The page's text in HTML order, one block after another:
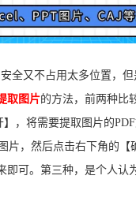
全又不占用太多位置，
取图片的方法，前两种比
，将需要提取图片的
片，然后点击右下角的
即可。第三种，是个人